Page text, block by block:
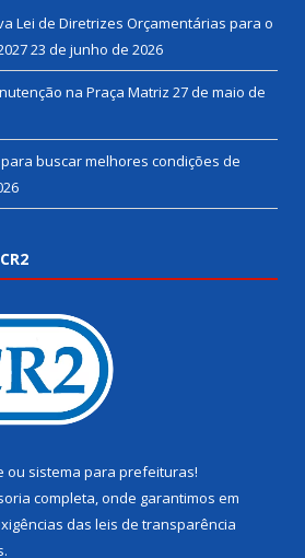
Lei de Diretrizes Orçamentárias para o
23 de junho de 2026
na Praça Matriz 27 de maio de
buscar melhores condições de
ou sistema para prefeituras!
completa, onde garantimos em
das leis de transparência